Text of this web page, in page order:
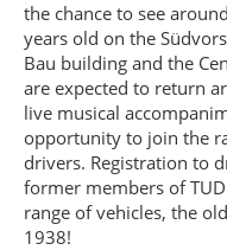
the chance to see
years old on the
Bau building and the
are expected to return
live musical
opportunity to join the
drivers. Registration to
former members of
range of vehicles, the
1938!